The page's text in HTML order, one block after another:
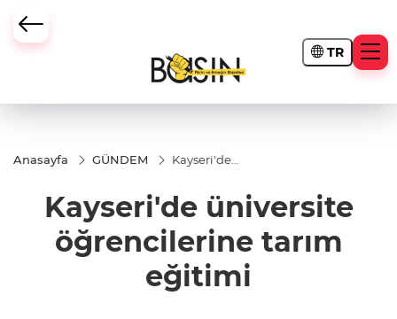
TR
Anasayfa GÜNDEM
Kayseri'de
tarım eğitimi
Kayseri'de üniversite
öğrencilerine tarım
eğitimi